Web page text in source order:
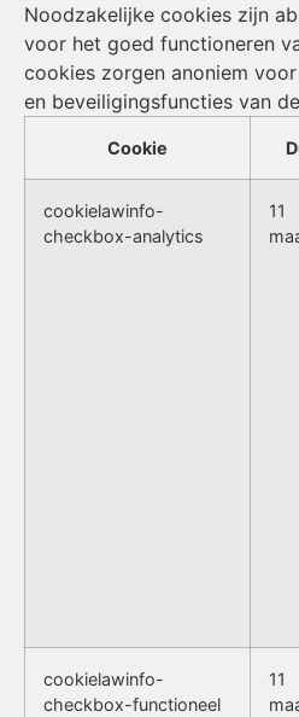
Noodzakelijke cookies zijn
voor het goed functioneren
cookies zorgen anoniem
en beveiligingsfuncties van
Cookie
cookielawinfo-
checkbox-analytics
11
cookielawinfo-
checkbox-functioneel
11